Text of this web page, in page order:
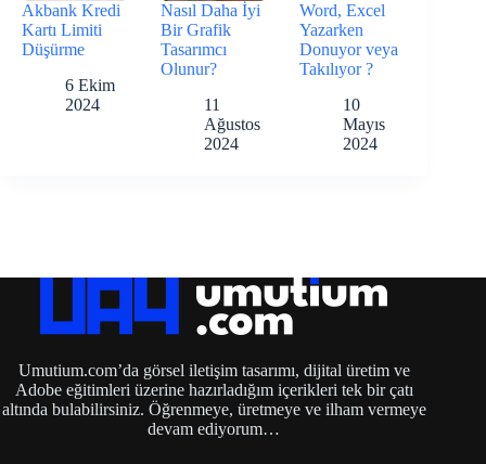
Akbank Kredi
Kartı Limiti
Düşürme
6 Ekim
2024
Nasıl Daha İyi
Bir Grafik
Tasarımcı
Olunur?
11
Ağustos
2024
Word, Excel
Yazarken
Donuyor veya
Takılıyor ?
10
Mayıs
2024
Umutium.com’da görsel iletişim tasarımı, dijital üretim ve
Adobe eğitimleri üzerine hazırladığım içerikleri tek bir çatı
altında bulabilirsiniz. Öğrenmeye, üretmeye ve ilham vermeye
devam ediyorum…